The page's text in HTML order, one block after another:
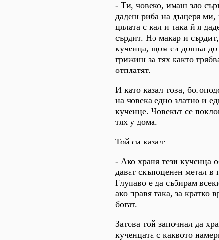
- Ти, човеко, имаш зло
дадеш риба на дъщеря ми,
цялата с кал и така й я
сърдит. Но макар и
кученца, щом си дошъл
грижиш за тях както
отплатят.
И като казал това,
на човека едно златно и
кученце. Човекът се
тях у дома.
Той си казал:
- Ако храня тези кученца
дават скъпоценен метал в
Глупаво е да събирам
ако правя така, за кратко
богат.
Затова той започнал да
кученцата с каквото